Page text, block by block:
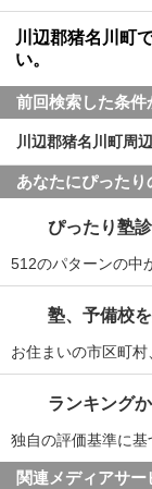
川辺郡猪名川町
い。
前回検索した条件
川辺郡猪名川町周
あなたにぴった
ぴったり塾
512のパターンの中
塾、予備校
お住まいの市区町村
ランキング
独自の評価基準に基
関連メディアサー